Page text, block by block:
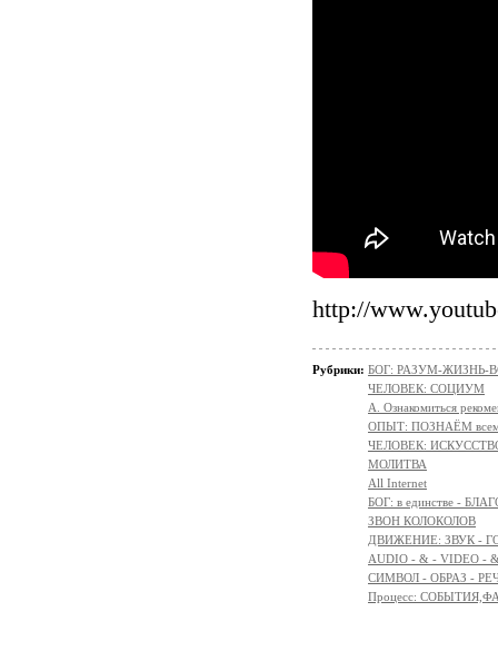
http://
Рубрики: БОГ: РАЗУМ-ЖИЗНЬ-
ЧЕЛОВЕК: СОЦИУМ
А. Ознакомиться
ОПЫТ: ПОЗНАЁМ всем
ЧЕЛОВЕК:
МОЛИТВА
All Internet
БОГ: в единстве -
ЗВОН КОЛОКОЛОВ
ДВИЖЕНИЕ: ЗВУК -
AUDIO - & - VIDEO -
СИМВОЛ - ОБРАЗ -
Процесс: